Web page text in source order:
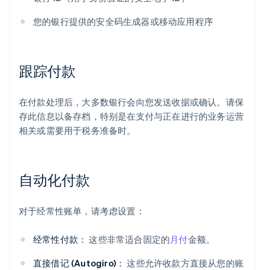
您的银行提供的安全码生成器或移动应用程序
跟踪付款
在付款处理后，大多数银行会向您发送收据或确认。请保
存此信息以备存档，特别是在支付与正在进行的业务运营
相关或需要用于税务准备时。
自动化付款
对于经常性账单，请考虑设置：
经常性付款： 这些非常适合固定的月付金额。
直接借记 (Autogiro)： 这些允许收款方直接从您的账